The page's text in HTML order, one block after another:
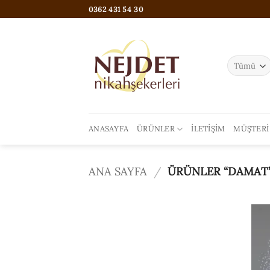
atla
0362 431 54 30
ANASAYFA ÜRÜNLER İLETIŞIM
ANA SAYFA / ÜRÜNLER